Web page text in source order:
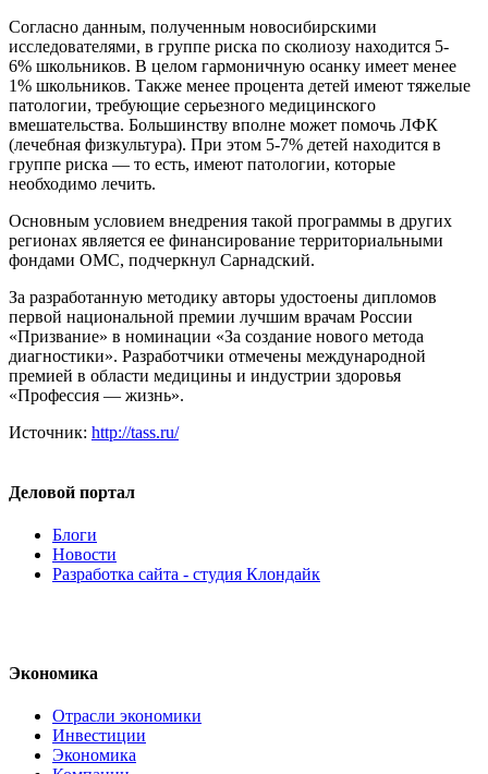
Согласно данным, полученным новосибирскими
исследователями, в группе риска по сколиозу находится 5-
6% школьников. В целом гармоничную осанку имеет менее
1% школьников. Также менее процента детей имеют тяжелые
патологии, требующие серьезного медицинского
вмешательства. Большинству вполне может помочь ЛФК
(лечебная физкультура). При этом 5-7% детей находится в
группе риска — то есть, имеют патологии, которые
необходимо лечить.
Основным условием внедрения такой программы в других
регионах является ее финансирование территориальными
фондами ОМС, подчеркнул Сарнадский.
За разработанную методику авторы удостоены дипломов
первой национальной премии лучшим врачам России
«Призвание» в номинации «За создание нового метода
диагностики». Разработчики отмечены международной
премией в области медицины и индустрии здоровья
«Профессия — жизнь».
Источник: http://tass.ru/
Деловой портал
Блоги
Новости
Разработка сайта - студия Клондайк
Экономика
Отрасли экономики
Инвестиции
Экономика